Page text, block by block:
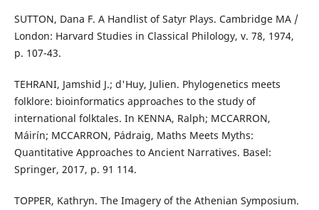
SUTTON, Dana F. A Handlist of Satyr Plays. Cambridge MA /
London: Harvard Studies in Classical Philology, v. 78, 1974,
p. 107-43.
TEHRANI, Jamshid J.; d'Huy, Julien. Phylogenetics meets
folklore: bioinformatics approaches to the study of
international folktales. In KENNA, Ralph; MCCARRON,
Máirín; MCCARRON, Pádraig, Maths Meets Myths:
Quantitative Approaches to Ancient Narratives. Basel:
Springer, 2017, p. 91 114.
TOPPER, Kathryn. The Imagery of the Athenian Symposium.